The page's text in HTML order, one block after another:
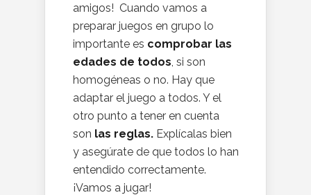
amigos! Cuando vamos a
preparar juegos en grupo lo
importante es comprobar las
edades de todos, si son
homogéneas o no. Hay que
adaptar el juego a todos. Y el
otro punto a tener en cuenta
son las reglas. Explícalas bien
y asegúrate de que todos lo han
entendido correctamente.
¡Vamos a jugar!